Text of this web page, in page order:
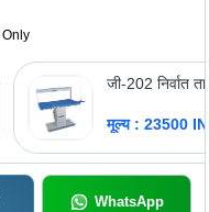
जी-202 निर्वात
मूल्य : 23500
WhatsApp